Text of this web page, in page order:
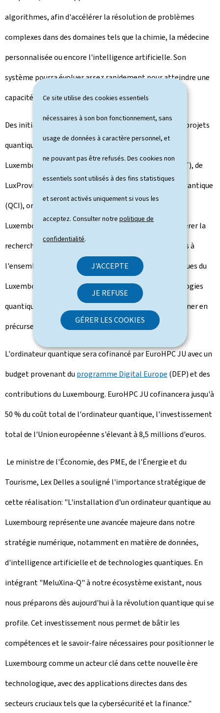
Ce site utilise des cookies essentiels
nécessaires à son bon fonctionnement, sans
usage de données à caractère personnel, et
ne pouvant pas être refusés. Des cookies non
essentiels sont utilisés à des fins statistiques
et seront activés uniquement si vous les
acceptez. Consulter notrepolitique de
confidentialité.
J'ACCEPTE
JE REFUSE
GÉRER LES COOKIES
algorithmes, afin d'accélérer la résolution de problèmes
complexes dans des domaines tels que la chimie, la médecine
personnalisée ou encore l'intelligence artificielle. Son
système pourra évoluer assez rapidement pour atteindre une
capacité totale de 80 qubits.
Des initiatives de haute technologie, notamment des projets
quantiques au sein de l'Université du Luxembourg, du
Luxembourg Institute of Science and Technology
(LIST), de
LuxProvide et de l'Infrastructure de communication quantique
(QCI), ont créé un écosystème solide. Ceci permet au
Luxembourg de révolutionner les industries et d'accélérer la
recherche, ce qui apportera des avantages substantiels à
l'ensemble de l'Europe. Les investissements stratégiques du
Luxembourg dans les supercalculateurs et les technologies
quantiques permettent ainsi à la nation de se positionner en
précurseur de cette nouvelle ère.
L'ordinateur quantique sera cofinancé par EuroHPC JU avec un
budget provenant du programme Digital Europe (DEP) et des
contributions du Luxembourg. EuroHPC JU cofinancera jusqu'à
50 % du coût total de l'ordinateur quantique, l'investissement
total de l'Union européenne s'élevant à 8,5 millions d'euros.
Le ministre de l'Économie, des PME, de l'Énergie et du
Tourisme, Lex Delles a souligné l'importance stratégique de
cette réalisation: "L'installation d'un ordinateur quantique au
Luxembourg représente une avancée majeure dans notre
stratégie numérique, notamment en matière de données,
d'intelligence artificielle et de technologies quantiques. En
intégrant "MeluXina-Q" à notre écosystème existant, nous
nous préparons dès aujourd'hui à la révolution quantique qui se
profile. Cet investissement nous permet de bâtir les
compétences et le savoir-faire nécessaires pour positionner le
Luxembourg comme un acteur clé dans cette nouvelle ère
technologique, avec des applications directes dans des
secteurs cruciaux tels que la cybersécurité et la finance."